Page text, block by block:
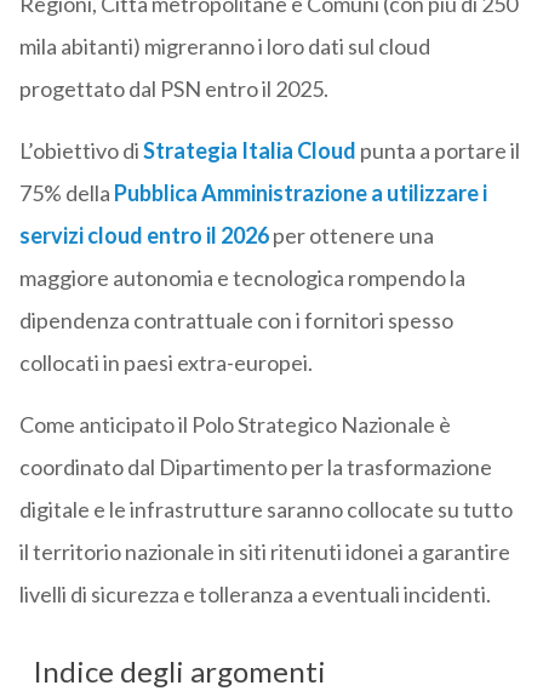
mila abitanti) migreranno i loro dati sul cloud
progettato dal PSN entro il 2025.
L’obiettivo diStrategia Italia Cloud punta a portare il
75% della Pubblica Amministrazione a utilizzare i
servizi cloud entro il 2026per ottenere una
maggiore autonomia e tecnologica rompendo la
dipendenza contrattuale con i fornitori spesso
collocati in paesi extra-europei.
Come anticipato il Polo Strategico Nazionale è
coordinato dal Dipartimento per la trasformazione
digitale e le infrastrutture saranno collocate su tutto
il territorio nazionale in siti ritenuti idonei a garantire
livelli di sicurezza e tolleranza a eventuali incidenti.
Indice degli argomenti